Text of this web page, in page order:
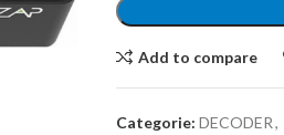
Add to compare
Categorie: DECODER,